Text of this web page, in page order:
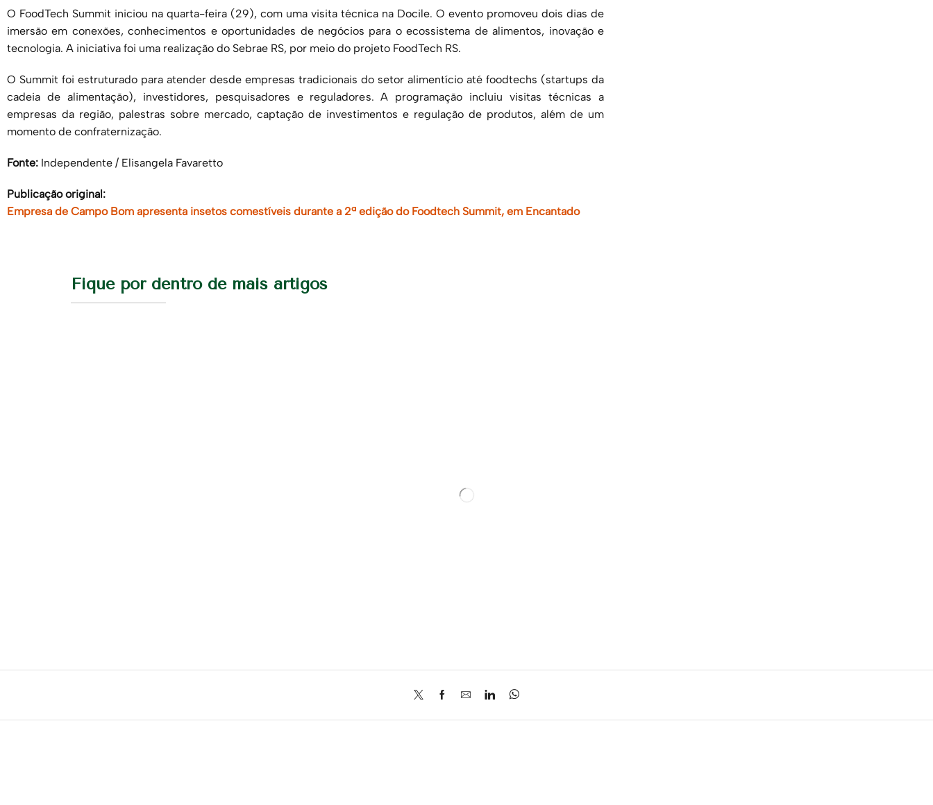
O FoodTech Summit iniciou na quarta-feira (29), com uma visita técnica na Docile. O evento promoveu dois dias de
imersão em conexões, conhecimentos e oportunidades de negócios para o ecossistema de alimentos, inovação e
tecnologia. A iniciativa foi uma realização do Sebrae RS, por meio do projeto FoodTech RS.
O Summit foi estruturado para atender desde empresas tradicionais do setor alimentício até foodtechs (startups da
cadeia de alimentação), investidores, pesquisadores e reguladores. A programação incluiu visitas técnicas a
empresas da região, palestras sobre mercado, captação de investimentos e regulação de produtos, além de um
momento de confraternização.
Fonte: Independente / Elisangela Favaretto
Publicação original:
Empresa de Campo Bom apresenta insetos comestíveis durante a 2ª edição do Foodtech Summit, em Encantado
Fique por dentro de mais artigos